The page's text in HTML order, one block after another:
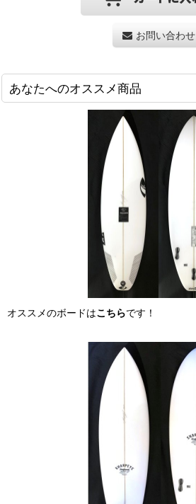
お問い合わせ
あなたへのオススメ商品
オススメのボードはこちらです！